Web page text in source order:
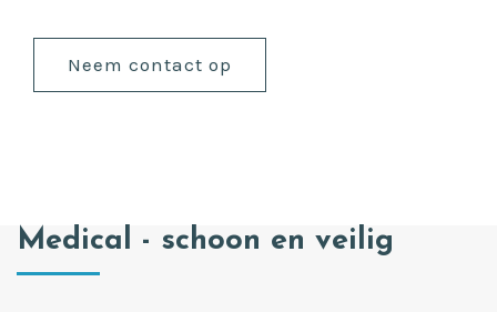
Neem contact op
Medical - schoon en veilig